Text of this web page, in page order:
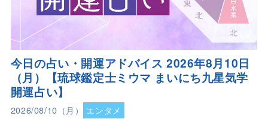
今日の占い・開運アドバイス 2026年8月10日
（月）【琉球鑑定士ミウマ まいにち九星気学
開運占い】
2026/08/10（月） エンタメ